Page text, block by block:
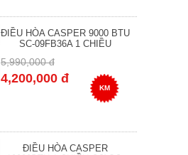
ĐIỀU HÒA CASPER 9000 BTU
SC-09FB36A 1 CHIỀU
5,990,000 đ
4,200,000 đ
KM
ĐIỀU HÒA CASPER